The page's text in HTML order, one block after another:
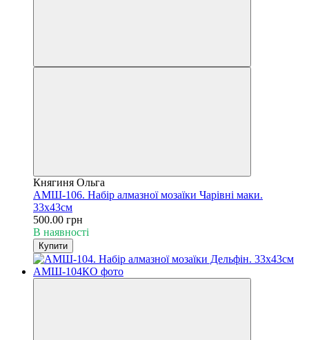
Княгиня Ольга
АМШ-106. Набір алмазної мозаїки Чарівні маки.
33х43см
500.00 грн
В наявності
Купити